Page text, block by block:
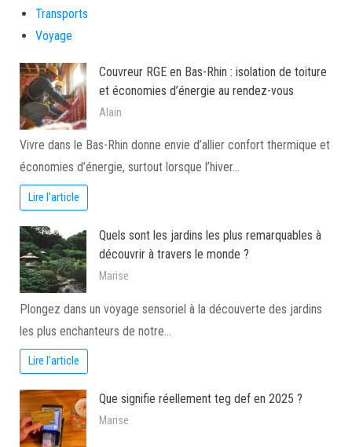
Transports
Voyage
Couvreur RGE en Bas-Rhin : isolation de toiture
et économies d’énergie au rendez-vous
Alain
Vivre dans le Bas-Rhin donne envie d’allier confort thermique et
économies d’énergie, surtout lorsque l’hiver…
Lire l'article
Quels sont les jardins les plus remarquables à
découvrir à travers le monde ?
Marise
Plongez dans un voyage sensoriel à la découverte des jardins
les plus enchanteurs de notre…
Lire l'article
Que signifie réellement teg def en 2025 ?
Marise